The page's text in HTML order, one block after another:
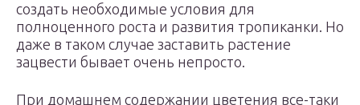
создать необходимые условия для
полноценного роста и развития тропиканки. Но
даже в таком случае заставить растение
зацвести бывает очень непросто.
При домашнем содержании цветения все-таки